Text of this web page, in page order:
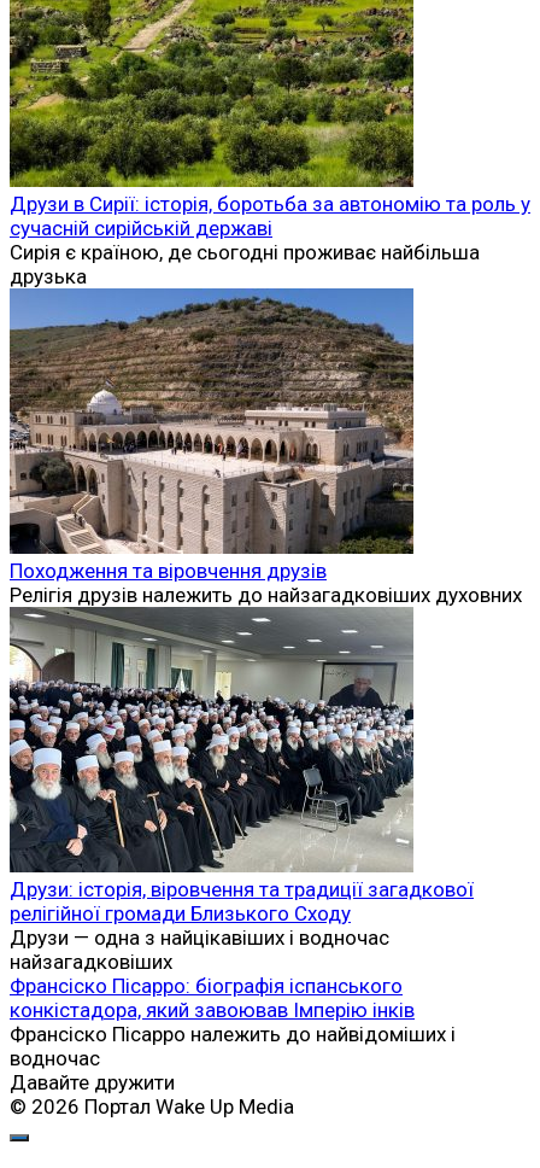
Друзи в Сирії: історія, боротьба за автономію та роль у
сучасній сирійській державі
Сирія є країною, де сьогодні проживає найбільша
друзька
Походження та віровчення друзів
Релігія друзів належить до найзагадковіших духовних
Друзи: історія, віровчення та традиції загадкової
релігійної громади Близького Сходу
Друзи — одна з найцікавіших і водночас
найзагадковіших
Франсіско Пісарро: біографія іспанського
конкістадора, який завоював Імперію інків
Франсіско Пісарро належить до найвідоміших і
водночас
Давайте дружити
© 2026 Портал Wake Up Media